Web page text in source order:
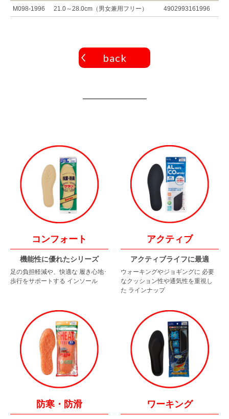
M098-1996
21.0～28.0cm（男女兼用フリー） 4902993161996
back
コンフォート
機能性に優れたシリーズ
足の負担軽減や、快適な 履き心地･
歩行をサポートする インソール
アクティブ
アクティブライフに最適
ウォーキングやジョギングに 必要
なクッション性や通気性を重視し
た ラインナップ
防寒・防滑 ワーキング